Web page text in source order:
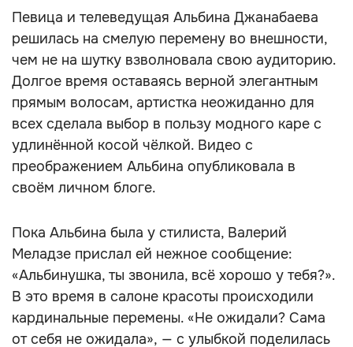
Певица и телеведущая Альбина Джанабаева
решилась на смелую перемену во внешности,
чем не на шутку взволновала свою аудиторию.
Долгое время оставаясь верной элегантным
прямым волосам, артистка неожиданно для
всех сделала выбор в пользу модного каре с
удлинённой косой чёлкой. Видео с
преображением Альбина опубликовала в
своём личном блоге.
Пока Альбина была у стилиста, Валерий
Меладзе прислал ей нежное сообщение:
«Альбинушка, ты звонила, всё хорошо у тебя?».
В это время в салоне красоты происходили
кардинальные перемены. «Не ожидали? Сама
от себя не ожидала», — с улыбкой поделилась